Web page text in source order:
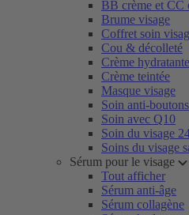
BB crème et CC
Brume visage
Coffret soin
Cou & décolleté
Crème hydratante
Crème teintée
Masque visage
Soin anti-boutons
Soin avec Q10
Soin du visage
Soins du visage
Sérum pour le visage
Tout afficher
Sérum anti-âge
Sérum collagène